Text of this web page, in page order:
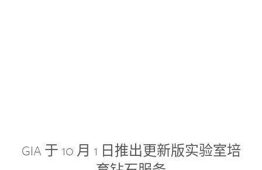
GIA 于 10 月 1 日推出更新版实验室培